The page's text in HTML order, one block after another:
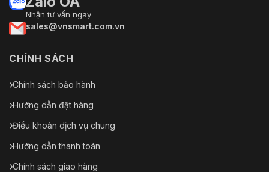
Nhận tư vấn ngay
sales@vnsmart.com.vn
CHÍNH SÁCH
Chính sách bảo hành
Hướng dẫn đặt hàng
Điều khoản dịch vụ chung
Hướng dẫn thanh toán
Chính sách giao hàng